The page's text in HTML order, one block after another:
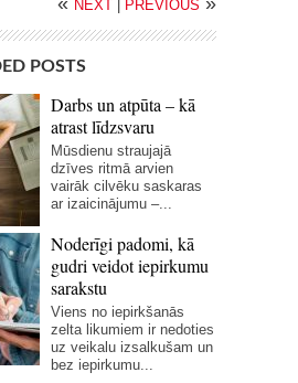
NEXT PREVIOUS
POSTS
Darbs un atpūta – kā
atrast līdzsvaru
Mūsdienu straujajā
dzīves ritmā arvien
vairāk cilvēku saskaras
ar izaicinājumu –...
Noderīgi padomi, kā
gudri veidot iepirkumu
sarakstu
Viens no iepirkšanās
zelta likumiem ir nedoties
uz veikalu izsalkušam un
bez iepirkumu...